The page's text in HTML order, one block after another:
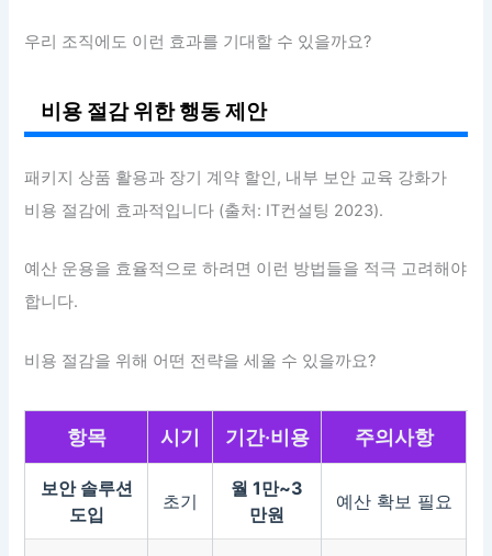
우리 조직에도 이런 효과를 기대할 수 있을까요?
비용 절감 위한 행동 제안
패키지 상품 활용과 장기 계약 할인, 내부 보안 교육 강화가
비용 절감에 효과적입니다 (출처: IT컨설팅 2023).
예산 운용을 효율적으로 하려면 이런 방법들을 적극 고려해야
합니다.
비용 절감을 위해 어떤 전략을 세울 수 있을까요?
항목 시기 기간·비용 주의사항
보안 솔루션
도입
초기
월 1만~3
만원
예산 확보 필요